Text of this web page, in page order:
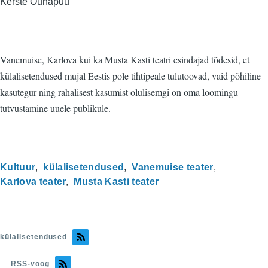
Vanemuise, Karlova kui ka Musta Kasti teatri esindajad tõdesid, et
külalisetendused mujal Eestis pole tihtipeale tulutoovad, vaid põhiline
kasutegur ning rahalisest kasumist olulisemgi on oma loomingu
tutvustamine uuele publikule.
Kultuur külalisetendused
Vanemuise teater
Karlova teater
Musta Kasti teater
külalisetendused
RSS-voog